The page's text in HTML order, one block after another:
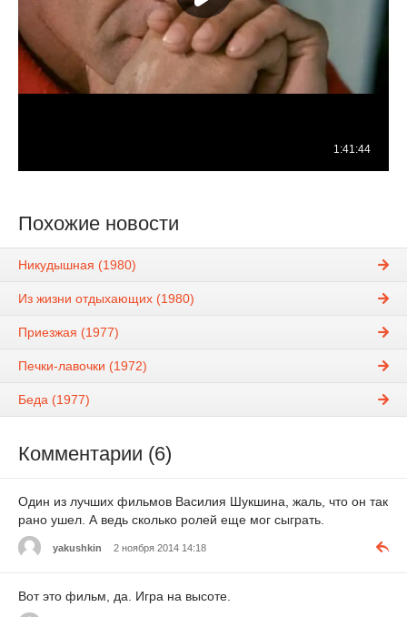
Похожие новости
Никудышная (1980)
Из жизни отдыхающих (1980)
Приезжая (1977)
Печки-лавочки (1972)
Беда (1977)
Комментарии (6)
Один из лучших фильмов Василия Шукшина, жаль, что он так
рано ушел. А ведь сколько ролей еще мог сыграть.
yakushkin 2 ноября 2014 14:18
Вот это фильм, да. Игра на высоте.